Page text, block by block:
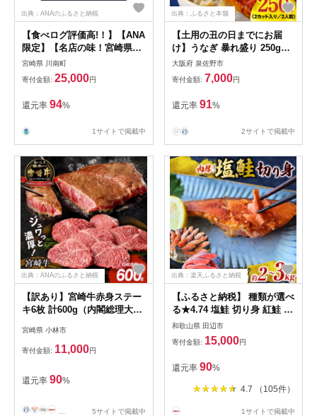
出典：ANAのふるさと納税
【食べログ評価高!！】【ANA
限定】【名店の味！宮崎県産
鰻】ひむか山道うなぎ蒲焼5
尾分(650g以上) 【 国産 うな
ぎ ウナギ 鰻】 [B08412]
宮崎県 川南町
寄付金額: 25,000円
還元率 94%
1サイトで掲載中
出典：ふるさと本舗
【土用の丑の日までにお届
け】うなぎ 暴れ盛り 250g（2
カット）【規格外 お試し 鰻
かば焼き 簡単調理 訳あり サ
イズ不揃い 人気 惣菜 うな重
うな丼 ひつまぶし】 G3973d
大阪府 泉佐野市
寄付金額: 7,000円
還元率 91%
2サイトで掲載中
出典：ANAのふるさと納税
【訳あり】宮崎牛赤身ステー
キ6枚 計600g（内閣総理大臣
牛 赤身 ステーキ 訳あり 宮崎
県）
宮崎県 小林市
寄付金額: 11,000円
還元率 90%
5サイトで掲載中
出典：楽天ふるさと納税
【ふるさと納税】 種類が選べ
る★4.74 塩鮭 切り身 紅鮭 銀
鮭 鮭の切身 【種類と容量が
選べる】（2kg/3kg） 厳選 さ
れた 切り身 を使用（ 訳あり
品ではない！） / 紅鮭 銀鮭
さけ サケ シャケ 和歌山 鮭
塩 冷凍 おかず お弁当 厚切り
和歌山県 田辺市
寄付金額: 15,000円
還元率 90%
4.7 （105件）
1サイトで掲載中